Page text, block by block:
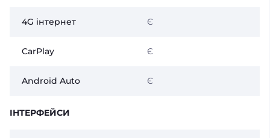
4G інтернет Є
CarPlay Є
Android Auto Є
ІНТЕРФЕЙСИ